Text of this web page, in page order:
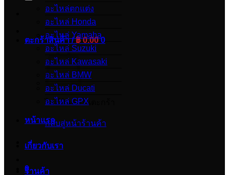
ตะกร้าสินค้า /฿0.00 0
ไม่มีสินค้าในตะกร้า
กลับสู่หน้าร้านค้า
0
อะไหล่ตกแต่ง
อะไหล่ Honda
อะไหล่ Yamaha
อะไหล่ Suzuki
อะไหล่ Kawasaki
อะไหล่ BMW
อะไหล่ Ducati
อะไหล่ GPX
หน้าแรก
เกี่ยวกับเรา
ร้านค้า